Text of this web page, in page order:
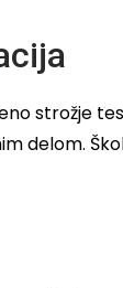
strožje
delom.